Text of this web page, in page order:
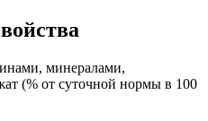
минералами,
(% от суточной нормы в 100